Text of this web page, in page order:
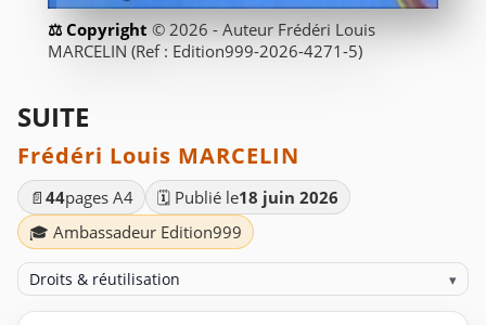
© 2026 - Auteur Frédéri Louis
MARCELIN (Ref : Edition999-2026-4271-5)
SUITE
Frédéri Louis MARCELIN
📄 44pages A4 🗓️ Publié le18 juin 2026
🎓 Ambassadeur Edition999
Droits & réutilisation ▾